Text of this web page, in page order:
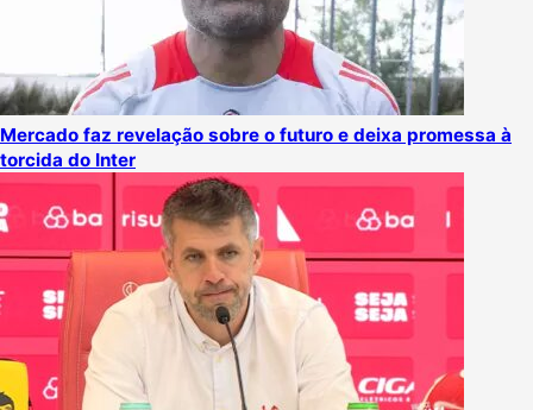
Mercado faz revelação sobre o futuro e deixa promessa à
torcida do Inter